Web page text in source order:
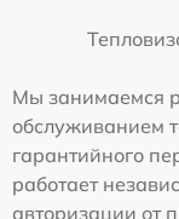
Мы занимаемся
обслуживанием
гарантийного
работает
авторизации от